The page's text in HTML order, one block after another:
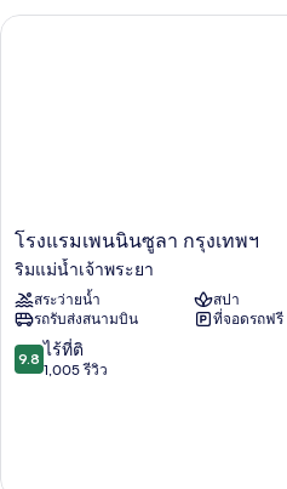
โรง
แรม
เพ
น
นิน
ซูลา
กรุงเทพฯ
โรงแรมเพนนินซูลา กรุงเทพฯ
ริมแม่น้ำเจ้าพระยา
สระว่ายน้ำ
สปา
รถรับส่งสนามบิน
ที่จอดรถฟรี
9.8
จาก
9.8 ไร้ที่ติ
1,005 รีวิว
โรงแรมเพนนินซูลา กรุงเทพฯ